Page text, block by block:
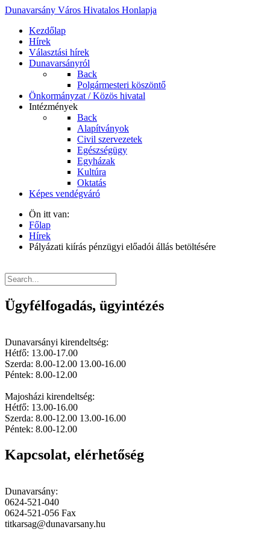
Dunavarsány Város Hivatalos Honlapja
Kezdőlap
Hírek
Választási hírek
Dunavarsányról
Back
Polgármesteri köszöntő
Önkormányzat / Közös hivatal
Intézmények
Back
Alapítványok
Civil szervezetek
Egészségügy
Egyházak
Kultúra
Oktatás
Képes vendégváró
Ön itt van:
Főlap
Hírek
Pályázati kiírás pénzügyi előadói állás betöltésére
Ügyfélfogadás, ügyintézés
Dunavarsányi kirendeltség:
Hétfő: 13.00-17.00
Szerda: 8.00-12.00 13.00-16.00
Péntek: 8.00-12.00
Majosházi kirendeltség:
Hétfő: 13.00-16.00
Szerda: 8.00-12.00 13.00-16.00
Péntek: 8.00-12.00
Kapcsolat, elérhetőség
Dunavarsány:
0624-521-040
0624-521-056 Fax
titkarsag@dunavarsany.hu